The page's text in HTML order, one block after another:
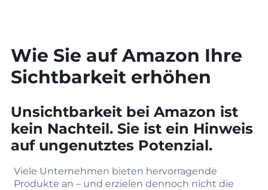
Wie Sie auf Amazon Ihre
Sichtbarkeit erhöhen
Unsichtbarkeit bei Amazon ist
kein Nachteil. Sie ist ein Hinweis
auf ungenutztes Potenzial.
Viele Unternehmen bieten hervorragende
Produkte an – und erzielen dennoch nicht die